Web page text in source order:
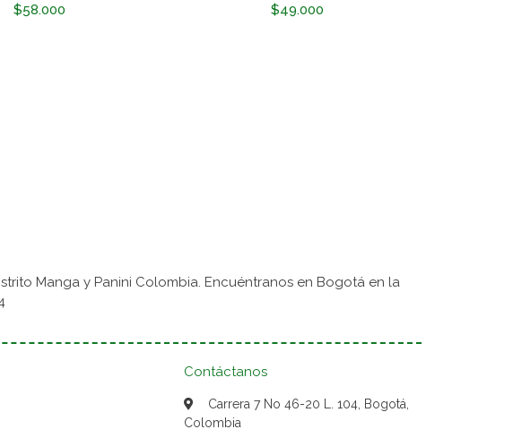
$58.000 $49.000
Manga y Panini Colombia. Encuéntranos en Bogotá en la
Contáctanos
Carrera 7 No 46-20 L. 104, Bogotá,
Colombia